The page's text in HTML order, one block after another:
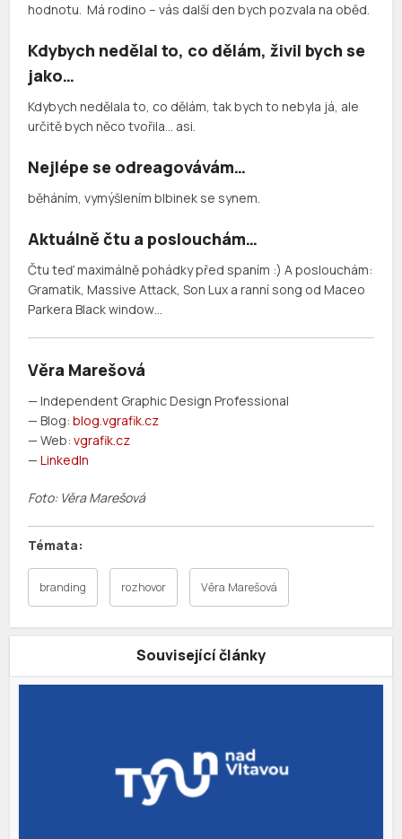
hodnotu. Má rodino – vás další den bych pozvala na oběd.
Kdybych nedělal to, co dělám, živil bych se
jako…
Kdybych nedělala to, co dělám, tak bych to nebyla já, ale
určitě bych něco tvořila… asi.
Nejlépe se odreagovávám…
běháním, vymýšlením blbinek se synem.
Aktuálně čtu a poslouchám…
Čtu teď maximálně pohádky před spaním :) A poslouchám:
Gramatik, Massive Attack, Son Lux a ranní song od Maceo
Parkera Black window…
Věra Marešová
— Independent Graphic Design Professional
— Blog:blog.vgrafik.cz
— Web:vgrafik.cz
—LinkedIn
Foto: Věra Marešová
branding rozhovor Věra Marešová
Související články